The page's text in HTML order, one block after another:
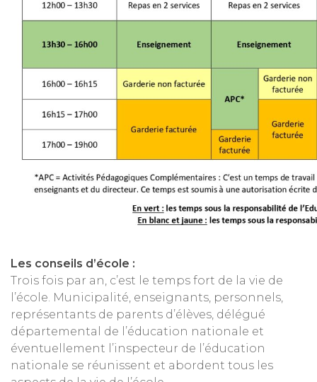
Les conseils d’école :
Trois fois par an, c’est le temps fort de la vie de
l’école. Municipalité, enseignants, personnels,
représentants de parents d’élèves, délégué
départemental de l’éducation nationale et
éventuellement l’inspecteur de l’éducation
nationale se réunissent et abordent tous les